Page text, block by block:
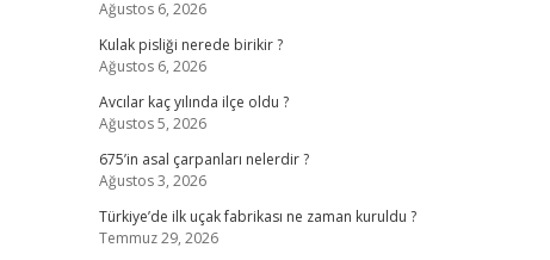
Ağustos 6, 2026
Kulak pisliği nerede birikir ?
Ağustos 6, 2026
Avcılar kaç yılında ilçe oldu ?
Ağustos 5, 2026
675’in asal çarpanları nelerdir ?
Ağustos 3, 2026
Türkiye’de ilk uçak fabrikası ne zaman kuruldu ?
Temmuz 29, 2026